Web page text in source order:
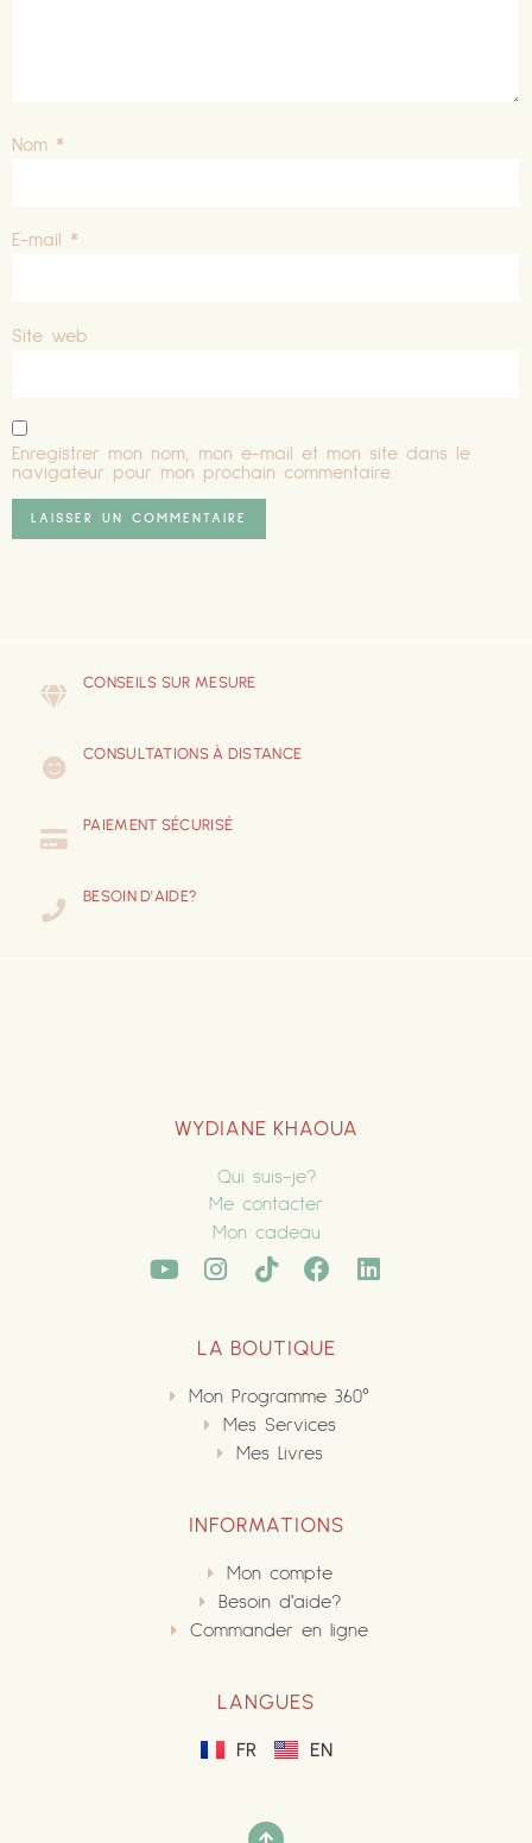
Nom *
E-mail *
Site web
Enregistrer mon nom, mon e-mail et mon site dans le
navigateur pour mon prochain commentaire.
CONSEILS SUR MESURE
CONSULTATIONS À DISTANCE
PAIEMENT SÉCURISÉ
BESOIN D'AIDE?
WYDIANE KHAOUA
Qui suis-je?
Me contacter
Mon cadeau
LA BOUTIQUE
Mon Programme 360°
Mes Services
Mes Livres
INFORMATIONS
Mon compte
Besoin d'aide?
Commander en ligne
LANGUES
FR EN